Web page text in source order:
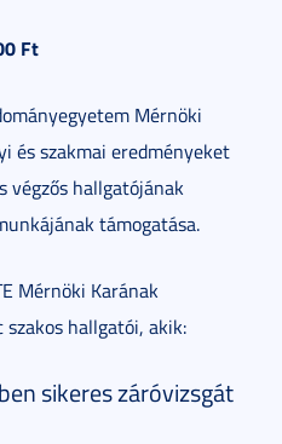
Ft
Mérnöki
és szakmai eredményeket
végzős hallgatójának
támogatása.
Mérnöki Karának
szakos hallgatói, akik:
sikeres záróvizsgát